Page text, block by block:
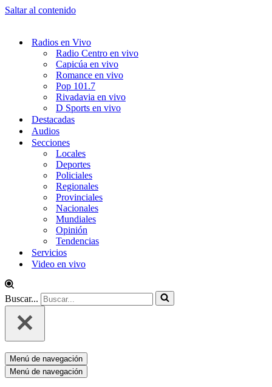
Saltar al contenido
Radios en Vivo
Radio Centro en vivo
Capicúa en vivo
Romance en vivo
Pop 101.7
Rivadavia en vivo
D Sports en vivo
Destacadas
Audios
Secciones
Locales
Deportes
Policiales
Regionales
Provinciales
Nacionales
Mundiales
Opinión
Tendencias
Servicios
Video en vivo
Buscar...
Menú de navegación
Menú de navegación